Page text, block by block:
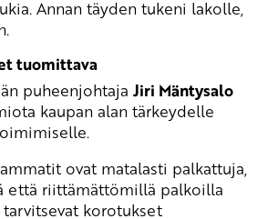
Annan täyden tukeni lakolle,
tuomittava
puheenjohtaja Jiri Mäntysalo
kaupan alan tärkeydelle
ovat matalasti palkattuja,
että riittämättömillä palkoilla
korotukset